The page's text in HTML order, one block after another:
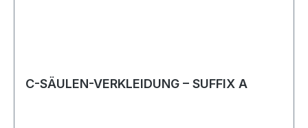
C-SÄULEN-VERKLEIDUNG – SUFFIX A